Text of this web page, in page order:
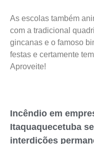
As escolas também
com a tradicional
gincanas e o famoso
festas e certamente
Aproveite!
Incêndio em
Itaquaquecetuba
interdições